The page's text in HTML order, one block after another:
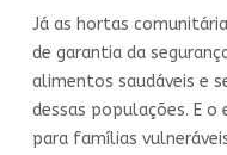
Já as hortas
de garantia da
alimentos saudáveis e
dessas populações. E
para famílias